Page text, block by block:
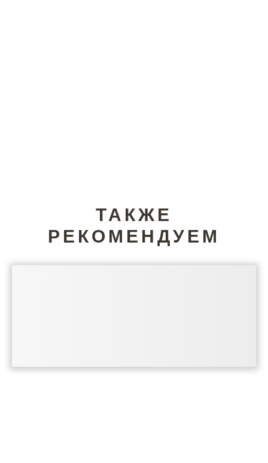
ТАКЖЕ
РЕКОМЕНДУЕМ